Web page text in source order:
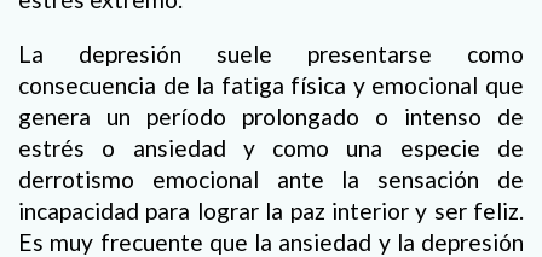
La depresión suele presentarse como
consecuencia de la fatiga física y emocional que
genera un período prolongado o intenso de
estrés o ansiedad y como una especie de
derrotismo emocional ante la sensación de
incapacidad para lograr la paz interior y ser feliz.
Es muy frecuente que la ansiedad y la depresión